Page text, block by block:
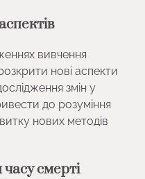
вивчення
нові аспекти
змін у
до розуміння
нових методів
смерті